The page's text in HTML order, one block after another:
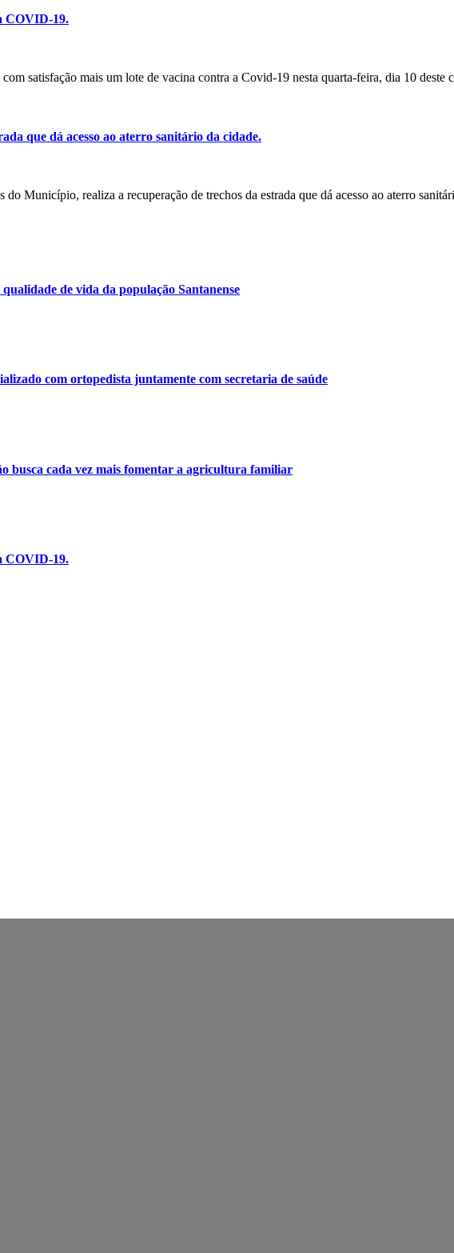
COVID-19.
satisfação mais um lote de vacina contra a Covid-19 nesta quarta-feira, dia 10
que dá acesso ao aterro sanitário da cidade.
Município, realiza a recuperação de trechos da estrada que dá acesso ao aterro
de vida da população Santanense
com ortopedista juntamente com secretaria de saúde
busca cada vez mais fomentar a agricultura familiar
COVID-19.